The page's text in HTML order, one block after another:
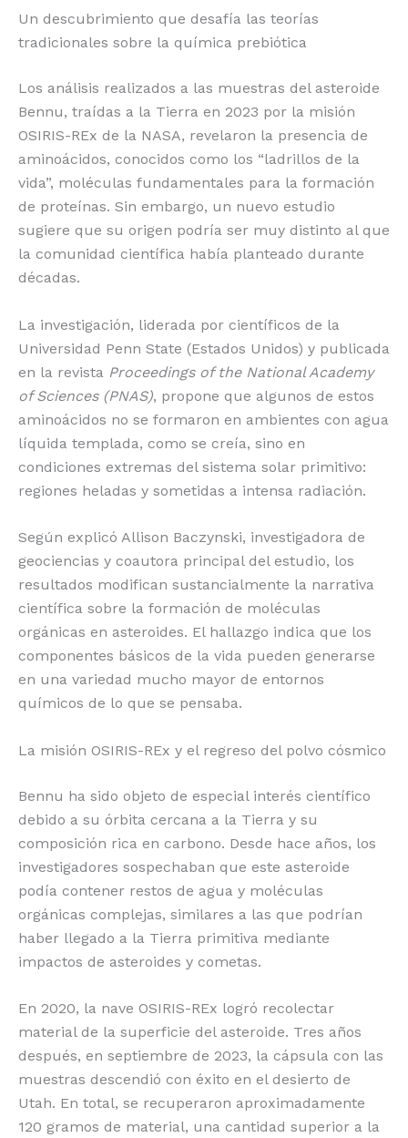
o
k
p
k
r
Un descubrimiento que desafía las teorías
tradicionales sobre la química prebiótica
Los análisis realizados a las muestras del asteroide
Bennu, traídas a la Tierra en 2023 por la misión
OSIRIS-REx de la NASA, revelaron la presencia de
aminoácidos, conocidos como los “ladrillos de la
vida”, moléculas fundamentales para la formación
de proteínas. Sin embargo, un nuevo estudio
sugiere que su origen podría ser muy distinto al que
la comunidad científica había planteado durante
décadas.
La investigación, liderada por científicos de la
Universidad Penn State (Estados Unidos) y publicada
en la revista Proceedings of the National Academy
of Sciences (PNAS), propone que algunos de estos
aminoácidos no se formaron en ambientes con agua
líquida templada, como se creía, sino en
condiciones extremas del sistema solar primitivo:
regiones heladas y sometidas a intensa radiación.
Según explicó Allison Baczynski, investigadora de
geociencias y coautora principal del estudio, los
resultados modifican sustancialmente la narrativa
científica sobre la formación de moléculas
orgánicas en asteroides. El hallazgo indica que los
componentes básicos de la vida pueden generarse
en una variedad mucho mayor de entornos
químicos de lo que se pensaba.
La misión OSIRIS-REx y el regreso del polvo cósmico
Bennu ha sido objeto de especial interés científico
debido a su órbita cercana a la Tierra y su
composición rica en carbono. Desde hace años, los
investigadores sospechaban que este asteroide
podía contener restos de agua y moléculas
orgánicas complejas, similares a las que podrían
haber llegado a la Tierra primitiva mediante
impactos de asteroides y cometas.
En 2020, la nave OSIRIS-REx logró recolectar
material de la superficie del asteroide. Tres años
después, en septiembre de 2023, la cápsula con las
muestras descendió con éxito en el desierto de
Utah. En total, se recuperaron aproximadamente
120 gramos de material, una cantidad superior a la